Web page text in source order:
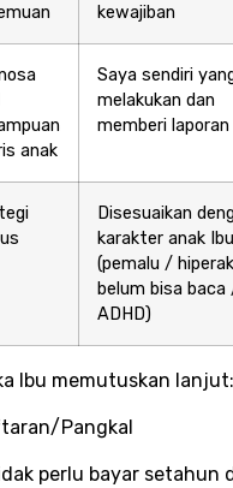
kewajiban
anak
Saya sendiri
melakukan dan
memberi laporan
Disesuaikan
karakter anak Ibu
(pemalu /
belum bisa baca
ADHD)
Ibu memutuskan lanjut:
Pangkal
perlu bayar setahun